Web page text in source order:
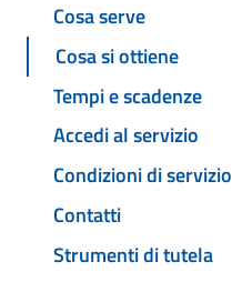
Cosa serve
Cosa si ottiene
Tempi e scadenze
Accedi al servizio
Condizioni di servizio
Contatti
Strumenti di tutela